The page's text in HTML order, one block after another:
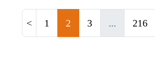
< 1 2 3 ... 216